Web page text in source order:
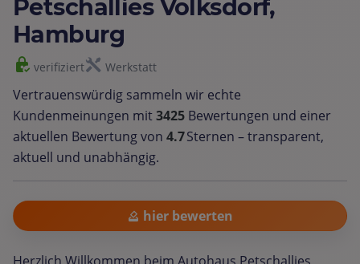
Petschallies Volksdorf,
Hamburg
verifiziert Werkstatt
Vertrauenswürdig sammeln wir echte
Kundenmeinungen mit3425 Bewertungen und einer
aktuellen Bewertung von 4.7Sternen – transparent,
aktuell und unabhängig.
hier bewerten